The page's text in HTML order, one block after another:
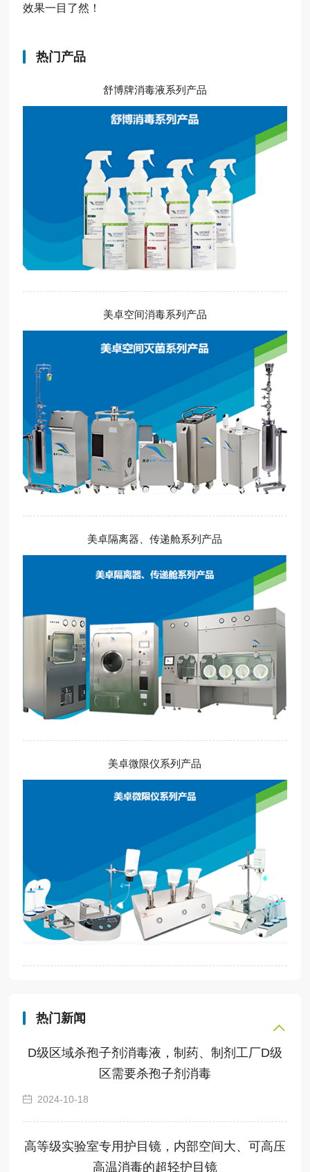
效果一目了然！
热门产品
舒博牌消毒液系列产品
美卓空间消毒系列产品
美卓隔离器、传递舱系列产品
美卓微限仪系列产品
热门新闻
D级区域杀孢子剂消毒液，制药、制剂工厂D级
区需要杀孢子剂消毒
2024-10-18
高等级实验室专用护目镜，内部空间大、可高压
高温消毒的超轻护目镜